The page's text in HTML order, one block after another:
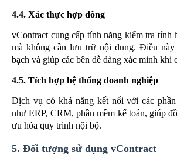
4.4. Xác thực hợp đồng
vContract cung cấp tính năng kiểm tra tính
mà không cần lưu trữ nội dung. Điều này
bạch và giúp các bên dễ dàng xác minh khi
4.5. Tích hợp hệ thống doanh nghiệp
Dịch vụ có khả năng kết nối với các
như ERP, CRM, phần mềm kế toán, giúp
ưu hóa quy trình nội bộ.
5. Đối tượng sử dụng vContract